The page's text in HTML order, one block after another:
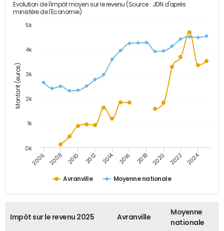
Montant (euros)
Evolution de l'impôt moyen sur le revenu (Source : JDN d'après
ministère de l'Economie)
Avranville Moyenne nationale
2006 2008 2010 2012 2014 2016 2018 2020 2022 2024
0k
1k
2k
3k
4k
5k
Impôt sur le revenu 2025 Avranville
Moyenne
nationale